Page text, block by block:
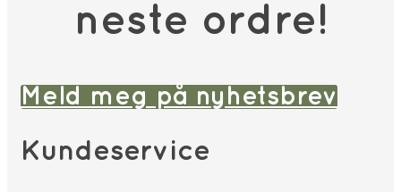
neste ordre!
Meld meg på nyhetsbrev
Kundeservice